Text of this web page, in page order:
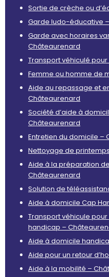
Sortie de crèche ou
Garde ludo-éducative
Garde avec horaires
Châteaurenard
Transport véhiculé
Femme ou homme de
Aide au repassage et
Châteaurenard
Société d’aide à
Châteaurenard
Entretien du domicile –
Nettoyage de
Aide à la préparation
Châteaurenard
Solution de
Aide à domicile Cap
Transport véhicule
handicap –
Aide à domicile
Aide pour un retour
Aide à la mobilité –